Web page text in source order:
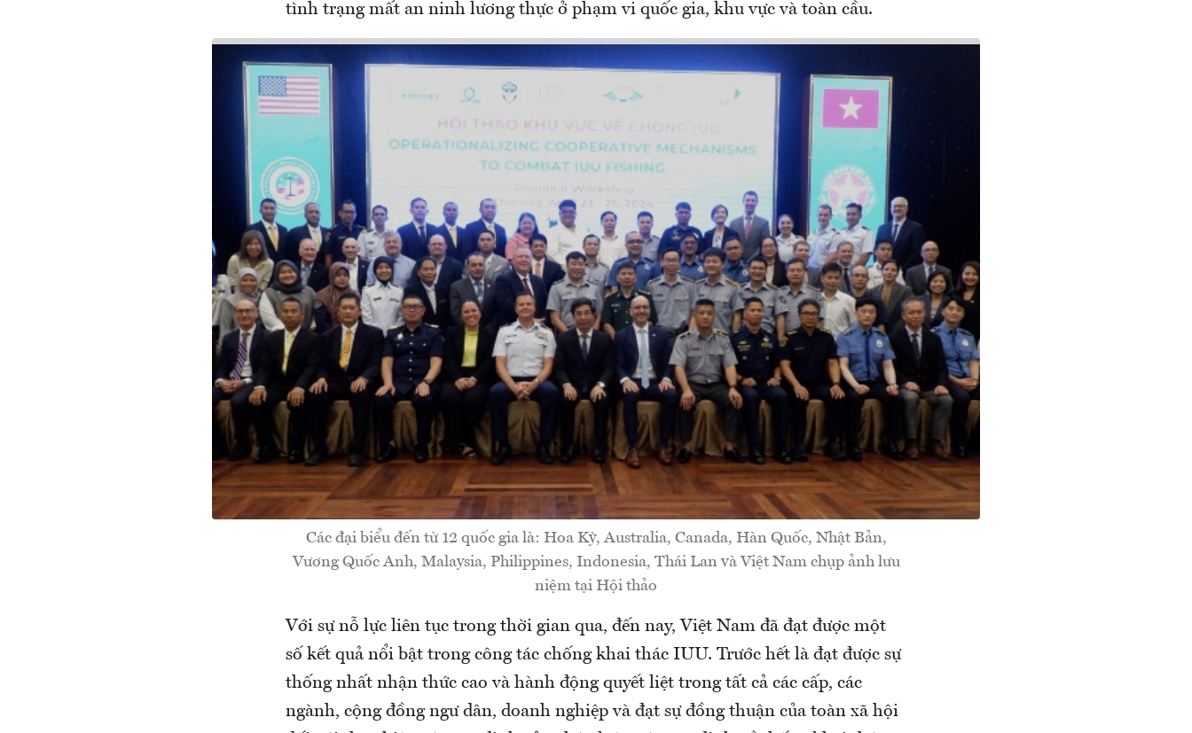
tình trạng mất an ninh lương thực ở phạm vi quốc gia, khu vực và toàn cầu.
Các đại biểu đến từ 12 quốc gia là: Hoa Kỳ, Australia, Canada, Hàn Quốc, Nhật Bản,
Vương Quốc Anh, Malaysia, Philippines, Indonesia, Thái Lan và Việt Nam chụp ảnh lưu
niệm tại Hội thảo
Với sự nỗ lực liên tục trong thời gian qua, đến nay, Việt Nam đã đạt được một
số kết quả nổi bật trong công tác chống khai thác IUU. Trước hết là đạt được sự
thống nhất nhận thức cao và hành động quyết liệt trong tất cả các cấp, các
ngành, cộng đồng ngư dân, doanh nghiệp và đạt sự đồng thuận của toàn xã hội